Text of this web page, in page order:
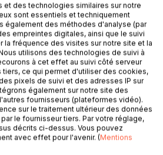
sulfurique de Amélie Nothomb
de référence ! Écrite par un
cette fiche de lecture est
enseignants. Cet ouvrage
l'écrivain, le résumé détaillé, le
contexte de publication de
et des technologies similaires sur notre
sont essentiels et techniquement
également des méthodes d'analyse (par
empreintes digitales, ainsi que le suivi
la fréquence des visites sur notre site et la
utilisons des technologies de suivi à
à cet effet au suivi côté serveur
tiers, ce qui permet d'utiliser des cookies,
pixels de suivi et des adresses IP sur
également sur notre site des
fournisseurs (plateformes vidéo).
sur le traitement ultérieur des données
le fournisseur tiers. Par votre réglage,
décrits ci-dessus. Vous pouvez
avec effet pour l'avenir. (Mentions